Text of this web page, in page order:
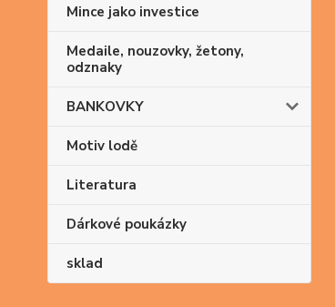
Mince jako investice
Medaile, nouzovky, žetony,
odznaky
BANKOVKY
Motiv lodě
Literatura
Dárkové poukázky
sklad